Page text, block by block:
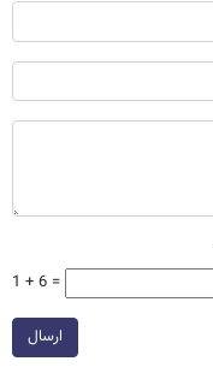
1 + 6 =
ارسال